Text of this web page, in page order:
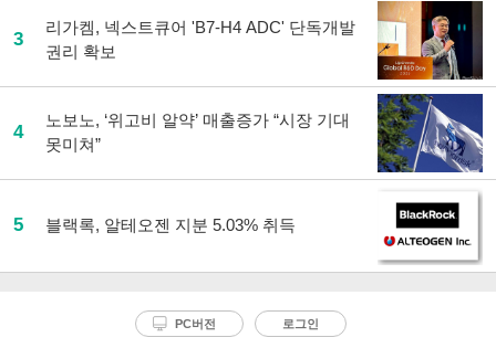
3
리가켐, 넥스트큐어 'B7-H4 ADC' 단독개발
권리 확보
4
노보노, ‘위고비 알약’ 매출증가 “시장 기대
못미쳐”
5 블랙록, 알테오젠 지분 5.03% 취득
PC버전 로그인